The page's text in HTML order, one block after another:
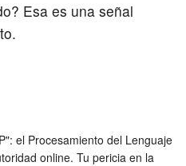
Esa es una señal
el Procesamiento del Lenguaje
online. Tu pericia en la